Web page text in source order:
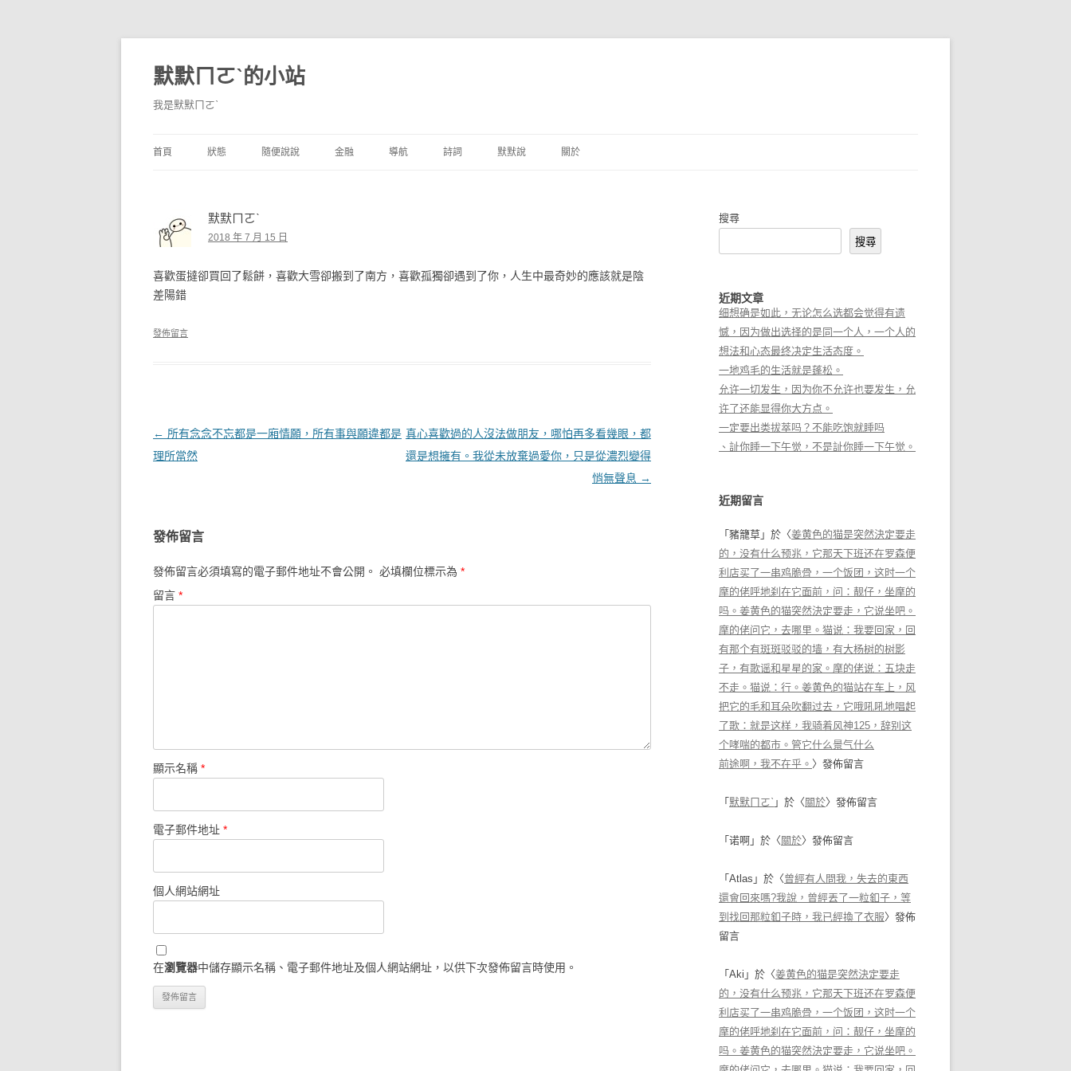
默默ㄇㄛˋ的小站
我是默默ㄇㄛˋ
首頁 狀態
獨白
隨便說說 金融
境外銀行
導航 詩詞 默默說 關於
默默ㄇㄛˋ
2018 年 7 月 15 日
喜歡蛋撻卻買回了鬆餅，喜歡大雪卻搬到了南方，喜歡孤獨卻遇到了你，人生中最奇妙的應該就是陰
差陽錯
發佈留言
文章導覽
← 所有念念不忘都是一廂情願，所有事與願違都是
理所當然
真心喜歡過的人沒法做朋友，哪怕再多看幾眼，都
還是想擁有。我從未放棄過愛你，只是從濃烈變得
悄無聲息 →
發佈留言
發佈留言必須填寫的電子郵件地址不會公開。 必填欄位標示為 *
留言 *
顯示名稱 *
電子郵件地址 *
個人網站網址
在瀏覽器中儲存顯示名稱、電子郵件地址及個人網站網址，以供下次發佈留言時使用。
搜尋
搜尋
近期文章
细想确是如此，无论怎么选都会觉得有遗
憾，因为做出选择的是同一个人，一个人的
想法和心态最终决定生活态度。
一地鸡毛的生活就是蓬松。
允许一切发生，因为你不允许也要发生，允
许了还能显得你大方点。
一定要出类拔萃吗？不能吃饱就睡吗
、訨你睡一下午觉，不是訨你睡一下午觉。
近期留言
「 豬籠草 」於〈姜黄色的猫是突然決定要走
的，没有什么预兆，它那天下班还在罗森便
利店买了一串鸡脆骨，一个饭团，这时一个
摩的佬呼地刹在它面前，问：靓仔，坐摩的
吗。姜黄色的猫突然決定要走，它说坐吧。
摩的佬问它，去哪里。猫说：我要回家，回
有那个有斑斑驳驳的墙，有大杨树的树影
子，有歌谣和星星的家。摩的佬说：五块走
不走。猫说：行。姜黄色的猫站在车上，风
把它的毛和耳朵吹翻过去，它哦吼吼地唱起
了歌：就是这样，我骑着风神125，辞别这
个哮喘的都市。管它什么景气什么
前途啊，我不在乎。 〉發佈留言
「 默默ㄇㄛˋ 」於〈 關於〉發佈留言
「 诺啊 」於〈 關於〉發佈留言
「 Atlas 」於〈曾經有人問我，失去的東西
還會回來嗎?我說，曾經丟了一粒釦子，等
到找回那粒釦子時，我已經換了衣服〉發佈
留言
「 Aki 」於〈姜黄色的猫是突然決定要走
的，没有什么预兆，它那天下班还在罗森便
利店买了一串鸡脆骨，一个饭团，这时一个
摩的佬呼地刹在它面前，问：靓仔，坐摩的
吗。姜黄色的猫突然決定要走，它说坐吧。